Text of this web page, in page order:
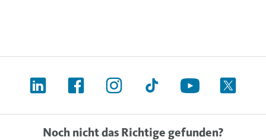
Noch nicht das Richtige gefunden?